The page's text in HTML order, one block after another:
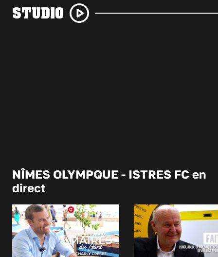
STUDIO
NÎMES OLYMPQUE - ISTRES FC en
direct